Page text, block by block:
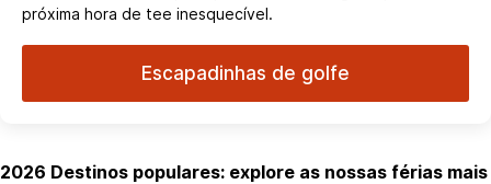
próxima hora de tee inesquecível.
Escapadinhas de golfe
2026 Destinos populares: explore as nossas férias mais